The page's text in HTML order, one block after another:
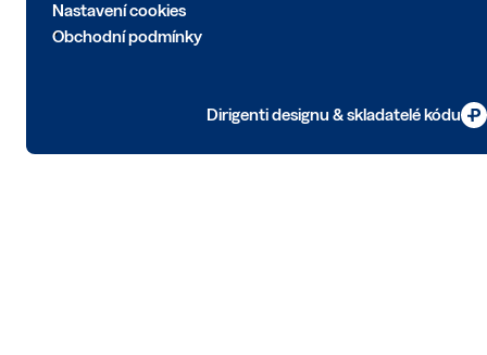
Nastavení cookies
Obchodní podmínky
Dirigenti designu & skladatelé kódu